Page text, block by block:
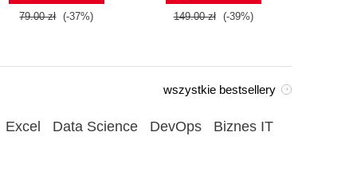
79.00 zł (-37%) 149.00 zł (-39%)
wszystkie bestsellery
Excel Data Science DevOps Biznes IT